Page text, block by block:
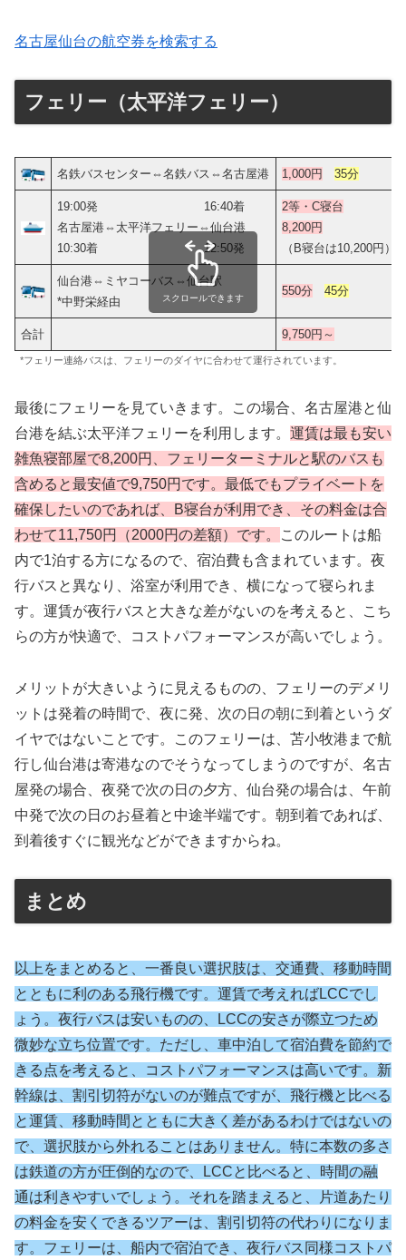
名古屋仙台の航空券を検索する
フェリー（太平洋フェリー）
名鉄バスセンター⇔名鉄バス⇔名古屋港 1,000円 35分
19:00発 16:40着
名古屋港⇔太平洋フェリー⇔仙台港
10:30着 12:50発
2等・C寝台
8,200円
（B寝台は10,200円）
仙台港⇔ミヤコーバス⇔仙台駅
*中野栄経由
550分 45分
合計 9,750円～
スクロールできます
*フェリー連絡バスは、フェリーのダイヤに合わせて運行されています。
最後にフェリーを見ていきます。この場合、名古屋港と仙
台港を結ぶ太平洋フェリーを利用します。 運賃は最も安い
雑魚寝部屋で8,200円、フェリーターミナルと駅のバスも
含めると最安値で9,750円です。最低でもプライベートを
確保したいのであれば、B寝台が利用でき、その料金は合
わせて11,750円（2000円の差額）です。
このルートは船
内で1泊する方になるので、宿泊費も含まれています。夜
行バスと異なり、浴室が利用でき、横になって寝られま
す。運賃が夜行バスと大きな差がないのを考えると、こち
らの方が快適で、コストパフォーマンスが高いでしょう。
メリットが大きいように見えるものの、フェリーのデメリ
ットは発着の時間で、夜に発、次の日の朝に到着というダ
イヤではないことです。このフェリーは、苫小牧港まで航
行し仙台港は寄港なのでそうなってしまうのですが、名古
屋発の場合、夜発で次の日の夕方、仙台発の場合は、午前
中発で次の日のお昼着と中途半端です。朝到着であれば、
到着後すぐに観光などができますからね。
まとめ
以上をまとめると、一番良い選択肢は、交通費、移動時間
とともに利のある飛行機です。運賃で考えればLCCでし
ょう。夜行バスは安いものの、LCCの安さが際立つため
微妙な立ち位置です。ただし、車中泊して宿泊費を節約で
きる点を考えると、コストパフォーマンスは高いです。新
幹線は、割引切符がないのが難点ですが、飛行機と比べる
と運賃、移動時間 と ともに大きく差があるわけではないの
で、選択肢から外れることはありません。特に本数の多さ
は鉄道の方が圧倒的なので、LCCと比べると、時間の融
通は利きやすいでしょう。それを踏まえると、片道あたり
の料金を安くできるツアーは、割引切符の代わりになりま
す。フェリーは、船内で宿泊でき、夜行バス同様コストパ